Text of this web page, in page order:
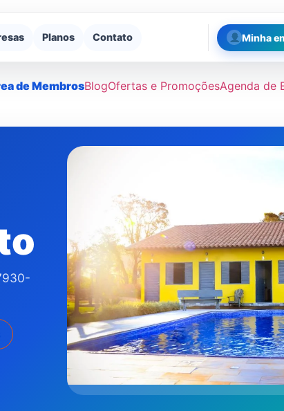
Planos Contato Minha
de MembrosBlogOfertas e PromoçõesAgenda de